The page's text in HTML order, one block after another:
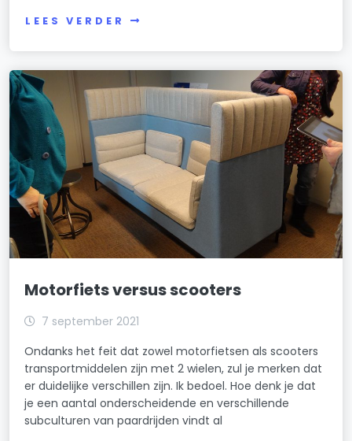
LEES VERDER
Motorfiets versus scooters
7 september 2021
Ondanks het feit dat zowel motorfietsen als scooters
transportmiddelen zijn met 2 wielen, zul je merken dat
er duidelijke verschillen zijn. Ik bedoel. Hoe denk je dat
je een aantal onderscheidende en verschillende
subculturen van paardrijden vindt al